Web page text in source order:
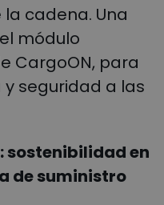
cadena. Una
módulo
CargoON, para
seguridad a las
sostenibilidad en
de suministro